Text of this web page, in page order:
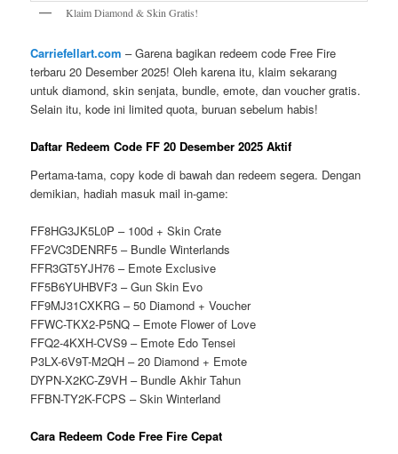
Klaim Diamond & Skin Gratis!
Carriefellart.com – Garena bagikan redeem code Free Fire
terbaru 20 Desember 2025! Oleh karena itu, klaim sekarang
untuk diamond, skin senjata, bundle, emote, dan voucher gratis.
Selain itu, kode ini limited quota, buruan sebelum habis!
Daftar Redeem Code FF 20 Desember 2025 Aktif
Pertama-tama, copy kode di bawah dan redeem segera. Dengan
demikian, hadiah masuk mail in-game:
FF8HG3JK5L0P – 100d + Skin Crate
FF2VC3DENRF5 – Bundle Winterlands
FFR3GT5YJH76 – Emote Exclusive
FF5B6YUHBVF3 – Gun Skin Evo
FF9MJ31CXKRG – 50 Diamond + Voucher
FFWC-TKX2-P5NQ – Emote Flower of Love
FFQ2-4KXH-CVS9 – Emote Edo Tensei
P3LX-6V9T-M2QH – 20 Diamond + Emote
DYPN-X2KC-Z9VH – Bundle Akhir Tahun
FFBN-TY2K-FCPS – Skin Winterland
Cara Redeem Code Free Fire Cepat